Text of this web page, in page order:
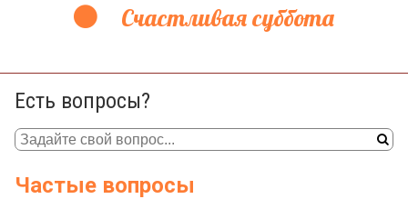
Счастливая суббота
Есть вопросы?
Частые вопросы